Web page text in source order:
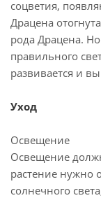
соцветия,
Драцена
рода Драцена.
правильного
развивается и
Уход
Освещение
Освещение
растение нужно
солнечного